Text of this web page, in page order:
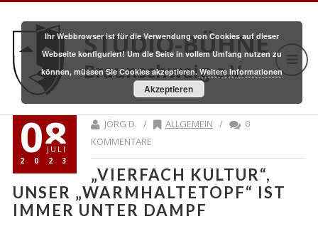
STUDIO-BÜHNE
Braunschweig e.V.
08
JULI
2023
JÖRG D. / ALLGEMEIN /
0
KOMMENTARE
„VIERFACH KULTUR“,
UNSER „WARMHALTETOPF“ IST
IMMER UNTER DAMPF
Ihr Webbrowser ist für die Verwendung von Cookies auf dieser
Webseite konfiguriert! Um die Seite in vollem Umfang nutzen zu
können, müssen Sie Cookies akzeptieren. Weitere Informationen
Akzeptieren